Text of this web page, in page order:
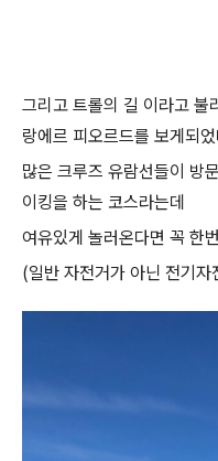
그리고 트롤의 길 이라고 불
랑에르 피오르드를 보게되
많은 크루즈 유람선들이 방
이킹을 하는 코스라는데
여유있게 놀러온다면 꼭 한
(일반 자전거가 아닌 전기자